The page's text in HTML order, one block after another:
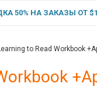
50% НА ЗАКАЗЫ ОТ
to Read Workbook